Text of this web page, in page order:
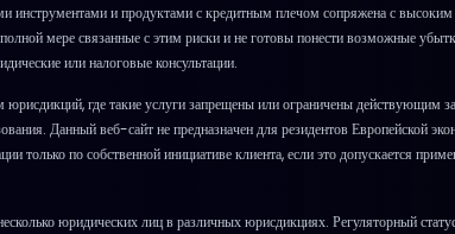
и продуктами с кредитным плечом сопряжена с
мере связанные с этим риски и не готовы понести возможные
или налоговые консультации.
юрисдикций, где такие услуги запрещены или ограничены действующим
Данный веб-сайт не предназначен для резидентов Европейской
только по собственной инициативе клиента, если это допускается
юридических лиц в различных юрисдикциях. Регуляторный